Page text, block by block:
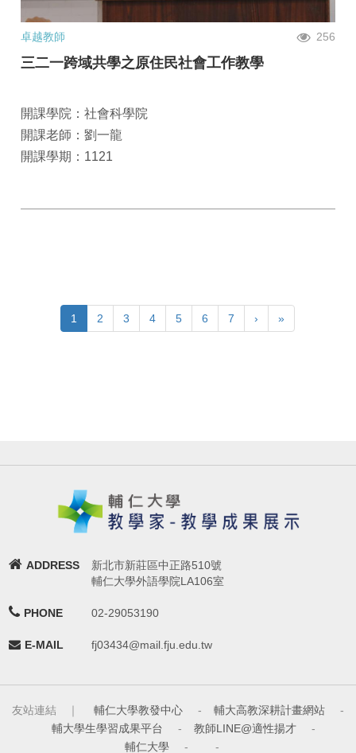
卓越教師 256
三二一跨域共學之原住民社會工作教學
開課學院：社會科學院
開課老師：劉一龍
開課學期：1121
1 2 3 4 5 6 7 › »
ADDRESS
新北市新莊區中正路510號
輔仁大學外語學院LA106室
PHONE 02-29053190
E-MAIL fj03434@mail.fju.edu.tw
友站連結 ｜ 輔仁大學教發中心 - 輔大高教深耕計畫網站
-
輔大學生學習成果平台
- 教師LINE@適性揚才
-
輔仁大學
- -